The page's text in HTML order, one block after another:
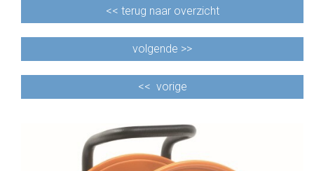
<< terug naar overzicht
volgende >>
<< vorige